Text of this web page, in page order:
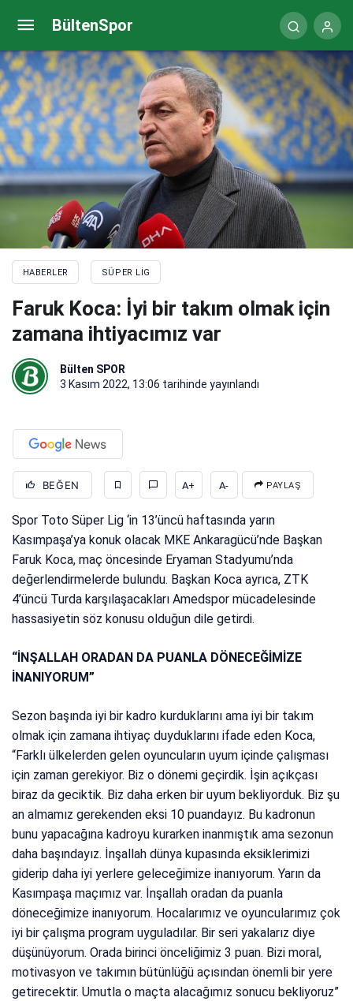
BültenSpor
HABERLER SÜPER LIG
Faruk Koca: İyi bir takım olmak için
zamana ihtiyacımız var
Bülten SPOR
3 Kasım 2022, 13:06 tarihinde yayınlandı
BEĞEN A+ A- PAYLAŞ
Spor Toto Süper Lig ‘in 13’üncü haftasında yarın
Kasımpaşa’ya konuk olacak MKE Ankaragücü’nde Başkan
Faruk Koca, maç öncesinde Eryaman Stadyumu’nda
değerlendirmelerde bulundu. Başkan Koca ayrıca, ZTK
4’üncü Turda karşılaşacakları Amedspor mücadelesinde
hassasiyetin söz konusu olduğun dile getirdi.
“İNŞALLAH ORADAN DA PUANLA DÖNECEĞİMİZE
İNANIYORUM”
Sezon başında iyi bir kadro kurduklarını ama iyi bir takım
olmak için zamana ihtiyaç duyduklarını ifade eden Koca,
“Farklı ülkelerden gelen oyuncuların uyum içinde çalışması
için zaman gerekiyor. Biz o dönemi geçirdik. İşin açıkçası
biraz da geciktik. Biz daha erken bir uyum bekliyorduk. Biz şu
an almamız gerekenden eksi 10 puandayız. Bu kadronun
bunu yapacağına kadroyu kurarken inanmıştık ama sezonun
daha başındayız. İnşallah dünya kupasında eksiklerimizi
giderip daha iyi yerlere geleceğimize inanıyorum. Yarın da
Kasımpaşa maçımız var. İnşallah oradan da puanla
döneceğimize inanıyorum. Hocalarımız ve oyuncularımız çok
iyi bir çalışma program uyguladılar. Bir seri yakalarız diye
düşünüyorum. Orada birinci önceliğimiz 3 puan. Bizi moral,
motivasyon ve takımın bütünlüğü açısından önemli bir yere
getirecektir. Umutla o maçta alacağımız sonucu bekliyoruz”
Galatasaray’dan sürpriz transfer hamlesi! Norveç
basını duyurdu